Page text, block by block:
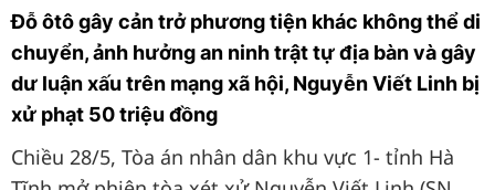
Đỗ ôtô gây cản trở phương tiện khác không thể di
chuyển, ảnh hưởng an ninh trật tự địa bàn và gây
dư luận xấu trên mạng xã hội, Nguyễn Viết Linh bị
xử phạt 50 triệu đồng
Chiều 28/5, Tòa án nhân dân khu vực 1- tỉnh Hà